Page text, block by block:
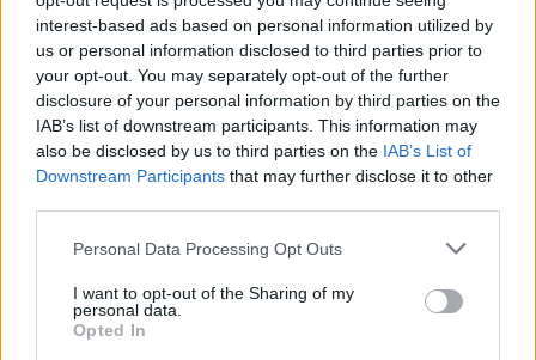
interest-based ads based on personal information utilized by
us or personal information disclosed to third parties prior to
your opt-out. You may separately opt-out of the further
disclosure of your personal information by third parties on the
IAB’s list of downstream participants. This information may
also be disclosed by us to third parties on the IAB’s List of
Downstream Participants that may further disclose it to other
Please note that this website/app uses one or more Google
not limited to your visit or usage behaviour. You may click to
grant or deny consent to Google and its third-party tags to
use your data for below specified purposes in below Google
Personal Data Processing Opt Outs
I want to opt-out of the Sharing of my
personal data.
Opted In
FCs.•2018. március 23.
Az NX-01 Enterprise főgépészét, a Charles Trip
Tuckert alakító Connor Trinneert legutóbb a
lehangoló Csillagkapu: Eredet minisorozatban
láthattuk, de az Alpha Quadrant podcastben ezúttal
a 2005-ben leállított Star Trek: Enterprise-hoz
kapcsolódóan osztotta meg emlékeit két másik…